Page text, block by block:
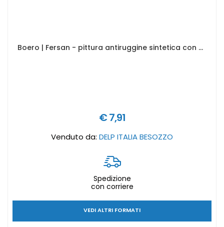
Boero | Fersan - pittura antiruggine sintetica con elevato potere anticorrosivo - Formato in litri: 0,5 lt, Colore antiruggine: Grigio
€ 7,91
Venduto da: DELP ITALIA BESOZZO
Spedizione
con corriere
VEDI ALTRI FORMATI